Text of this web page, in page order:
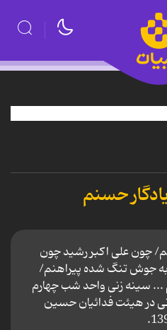
حسنم
چون علی اکبر رشید چون
جوش تنگ شده پیراهنم/
... سینه زنی واحد شب چهارم
در هیئت فدائیان حسین